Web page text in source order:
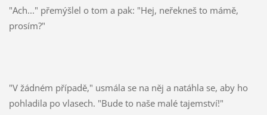
"Ach..." přemýšlel o tom a pak: "Hej, neřekneš to mámě,
prosím?"
"V žádném případě," usmála se na něj a natáhla se, aby ho
pohladila po vlasech. "Bude to naše malé tajemství!"